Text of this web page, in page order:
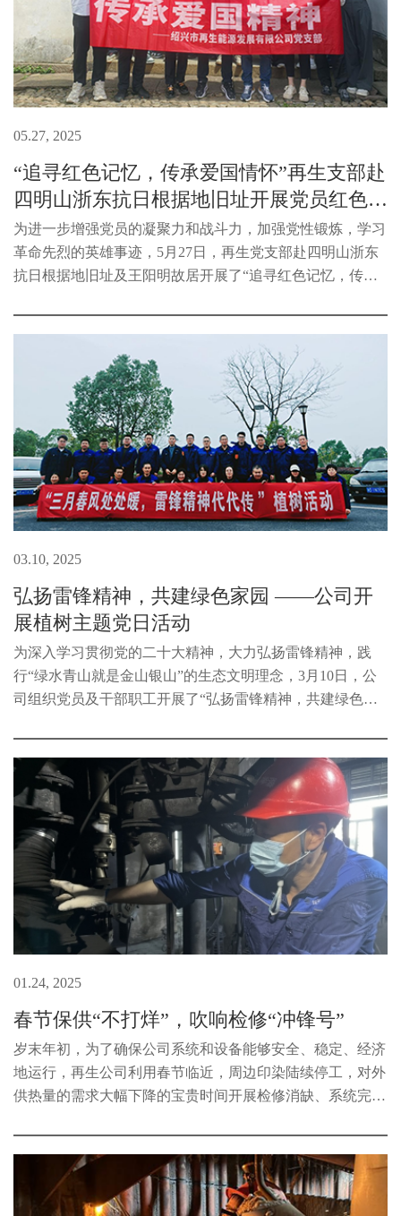
05.27, 2025
“追寻红色记忆，传承爱国情怀”再生支部赴
四明山浙东抗日根据地旧址开展党员红色考
察之旅
为进一步增强党员的凝聚力和战斗力，加强党性锻炼，学习
革命先烈的英雄事迹，5月27日，再生党支部赴四明山浙东
抗日根据地旧址及王阳明故居开展了“追寻红色记忆，传承
03.10, 2025
弘扬雷锋精神，共建绿色家园 ——公司开
展植树主题党日活动
为深入学习贯彻党的二十大精神，大力弘扬雷锋精神，践
行“绿水青山就是金山银山”的生态文明理念，3月10日，公
司组织党员及干部职工开展了“弘扬雷锋精神，共建绿色家
01.24, 2025
春节保供“不打烊”，吹响检修“冲锋号”
岁末年初，为了确保公司系统和设备能够安全、稳定、经济
地运行，再生公司利用春节临近，周边印染陆续停工，对外
供热量的需求大幅下降的宝贵时间开展检修消缺、系统完善